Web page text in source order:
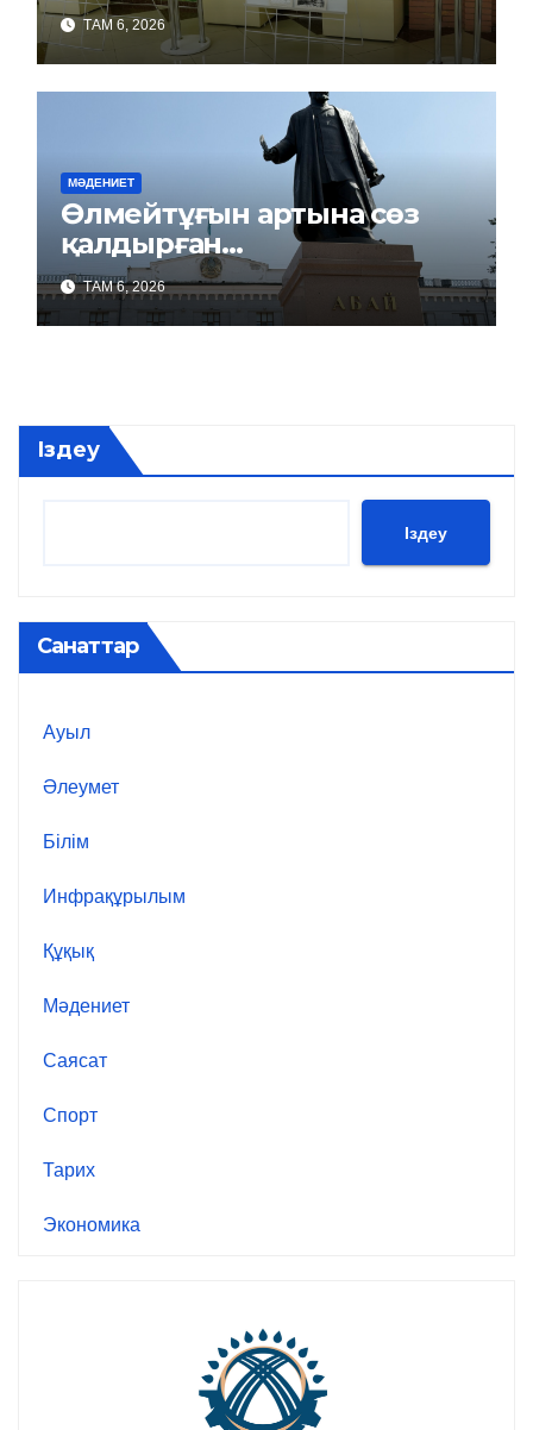
ТАМ 6, 2026
МӘДЕНИЕТ
Өлмейтұғын артына сөз
қалдырған…
ТАМ 6, 2026
Іздеу
Іздеу
Санаттар
Ауыл
Әлеумет
Білім
Инфрақұрылым
Құқық
Мәдениет
Саясат
Спорт
Тарих
Экономика